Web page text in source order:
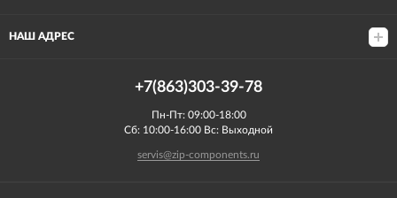
НАШ АДРЕС
+7(863)303-39-78
Пн-Пт: 09:00-18:00
Сб: 10:00-16:00 Вс: Выходной
servis@zip-components.ru